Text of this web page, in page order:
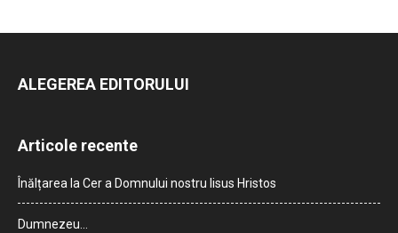
ALEGEREA EDITORULUI
Articole recente
Înălțarea la Cer a Domnului nostru Iisus Hristos
Dumnezeu…